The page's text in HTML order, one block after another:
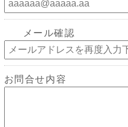
メール確認
お問合せ内容